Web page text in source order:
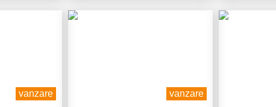
de vizitare: luni-vineri 09.00-
vanzare vanzare